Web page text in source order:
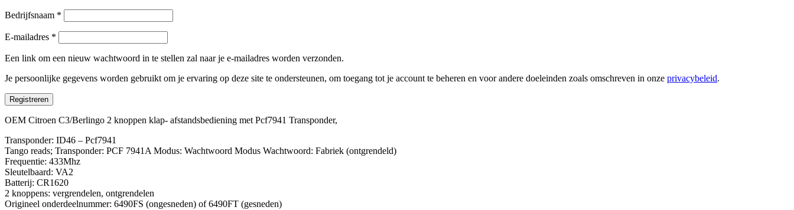
Bedrijfsnaam *
E-mailadres *
Een link om een nieuw wachtwoord in te stellen zal naar je e-mailadres worden verzonden.
Je persoonlijke gegevens worden gebruikt om je ervaring op deze site te ondersteunen, om toegang tot je account te beheren en voor andere doeleinden zoals omschreven in onze privacybeleid.
Registreren
OEM Citroen C3/Berlingo 2 knoppen klap- afstandsbediening met Pcf7941 Transponder,
Transponder: ID46 – Pcf7941
Tango reads; Transponder: PCF 7941A Modus: Wachtwoord Modus Wachtwoord: Fabriek (ontgrendeld)
Frequentie: 433Mhz
Sleutelbaard: VA2
Batterij: CR1620
2 knoppens: vergrendelen, ontgrendelen
Origineel onderdeelnummer: 6490FS (ongesneden) of 6490FT (gesneden)